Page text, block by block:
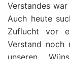
Verstandes
Auch heute
Zuflucht vor
Verstand
unseren